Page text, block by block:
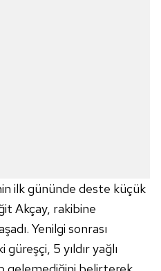
ilk gününde deste küçük
Akçay, rakibine
Yenilgi sonrası
güreşçi, 5 yıldır yağlı